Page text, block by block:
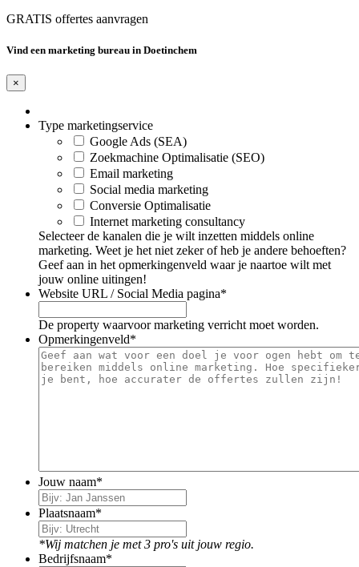
GRATIS offertes aanvragen
Vind een marketing bureau in Doetinchem
×
Type marketingservice
Google Ads (SEA)
Zoekmachine Optimalisatie (SEO)
Email marketing
Social media marketing
Conversie Optimalisatie
Internet marketing consultancy
Selecteer de kanalen die je wilt inzetten middels online
marketing. Weet je het niet zeker of heb je andere behoeften?
Geef aan in het opmerkingenveld waar je naartoe wilt met
jouw online uitingen!
Website URL / Social Media pagina*
De property waarvoor marketing verricht moet worden.
Opmerkingenveld*
Jouw naam*
Plaatsnaam*
*Wij matchen je met 3 pro's uit jouw regio.
Bedrijfsnaam*